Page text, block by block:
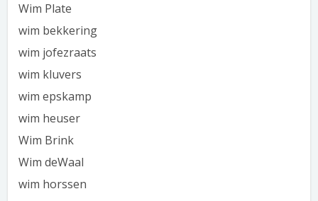
Wim Plate
wim bekkering
wim jofezraats
wim kluvers
wim epskamp
wim heuser
Wim Brink
Wim deWaal
wim horssen